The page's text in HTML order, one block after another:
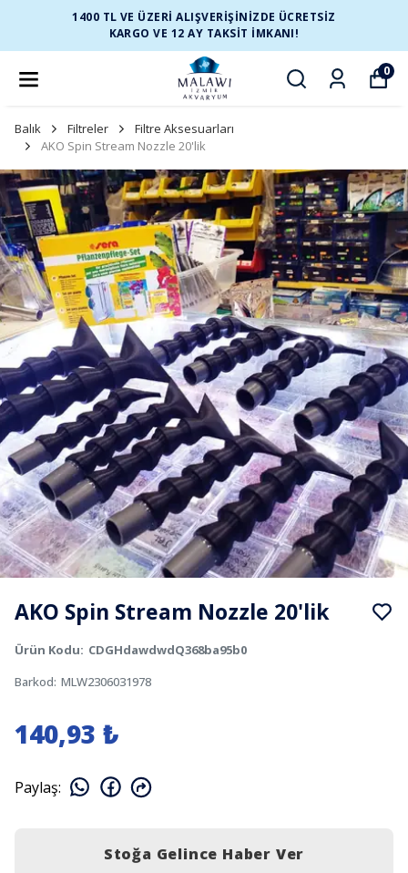
1400 TL VE ÜZERİ ALIŞVERİŞİNİZDE ÜCRETSİZ
KARGO VE 12 AY TAKSİT İMKANI!
0
Balık Filtreler
Filtre Aksesuarları
AKO Spin Stream Nozzle 20'lik
AKO Spin Stream Nozzle 20'lik
Ürün Kodu: CDGHdawdwdQ368ba95b0
Barkod: MLW2306031978
140,93 ₺
Paylaş:
Stoğa Gelince Haber Ver